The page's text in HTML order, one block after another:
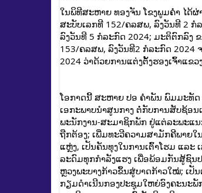
ໃນພິທີສະຫາຍ ທອງຈັນ ໂຂງພູມຄໍາ ໄດ້
ສະບັບເລກທີ 152/ຄລສພ, ລົງວັນທີ 2 ກໍ
ລົງວັນທີ 5 ກໍລະກົດ 2024; ມະຕິຕົກລົງ
153/ຄລສພ, ລົງວັນທີ2 ກໍລະກົດ 2024
2024 ວ່າດ້ວຍການແຕ່ງຕັ້ງຮອງເຈົ້າແຂ
ໂອກາດນີ້ ສະຫາຍ ປອ ຄຳພັນ ພົມມະທັ
ເອກະ​ພາບ​ນຳ​ສູນກາງ ຕໍ່ກັບ​ການ​ສັບຊ້ອ
ພະນັກງານ-ສະມາຊິກ​ພັກ ຢູ່​ແຕ່​ລະ​ພະ​ແນ​
ຖືກຕ້ອງ; ເພີ່ມທະວີຄວາມ​ສາມັກຄີ​ພາຍ​
ແຫຼ່ງ, ​ເປັນ​ຄັນ​ທຸງໃນ​ການ​ເຕົ້າ​ໂຮມ​ ແລ
ລະດົມທຸກກໍາລັງແຮງ ເພື່ອ​​ພ້ອມ​ກັນສູ້ຊົນ
ຫຼວງພະບາງກ້າວຂຶ້ນສູ່ບາດກ້າວໃໝ່; ເປັ
ກຽມດໍາເນີນກອງປະຊຸມໃຫຍ່ອົງຄະນະ